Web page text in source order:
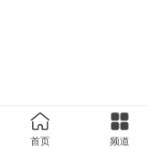
首页 频道